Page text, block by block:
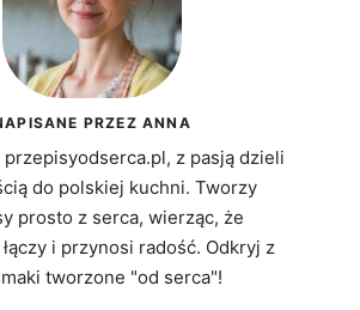
PRZEZ ANNA
przepisyodserca.pl, z pasją dzieli
do polskiej kuchni. Tworzy
prosto z serca, wierząc, że
i przynosi radość. Odkryj z
tworzone "od serca"!